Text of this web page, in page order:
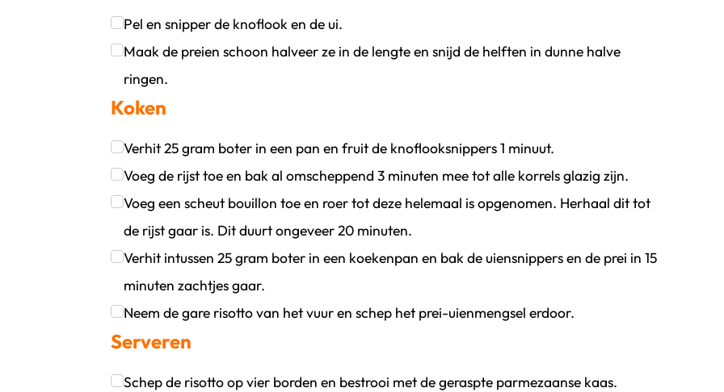
persoon
Pel en snipper de knoflook en de ui.
Klik om dit selectievakje aan te vinken
Maak de preien schoon halveer ze in de lengte en snijd de helften in dunne halve
ringen.
Klik om dit selectievakje aan te vinken
Koken
Verhit 25 gram boter in een pan en fruit de knoflooksnippers 1 minuut.
Klik om dit selectievakje aan te vinken
Voeg de rijst toe en bak al omscheppend 3 minuten mee tot alle korrels glazig zijn.
Klik om dit selectievakje aan te vinken
Voeg een scheut bouillon toe en roer tot deze helemaal is opgenomen. Herhaal dit tot
de rijst gaar is. Dit duurt ongeveer 20 minuten.
Klik om dit selectievakje aan te vinken
Verhit intussen 25 gram boter in een koekenpan en bak de uiensnippers en de prei in 15
minuten zachtjes gaar.
Klik om dit selectievakje aan te vinken
Neem de gare risotto van het vuur en schep het prei-uienmengsel erdoor.
Klik om dit selectievakje aan te vinken
Serveren
Schep de risotto op vier borden en bestrooi met de geraspte parmezaanse kaas.